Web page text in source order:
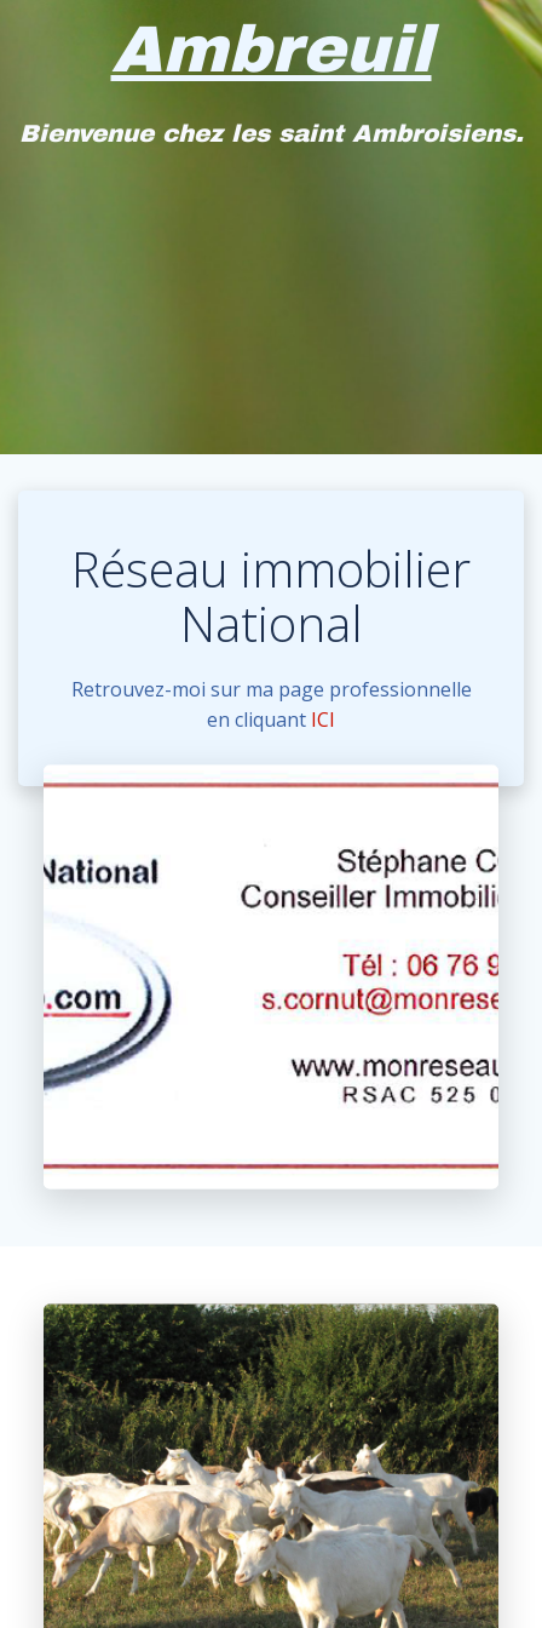
Ambreuil
Bienvenue chez les saint Ambroisiens.
Réseau immobilier
National
Retrouvez-moi sur ma page professionnelle
en cliquant ICI